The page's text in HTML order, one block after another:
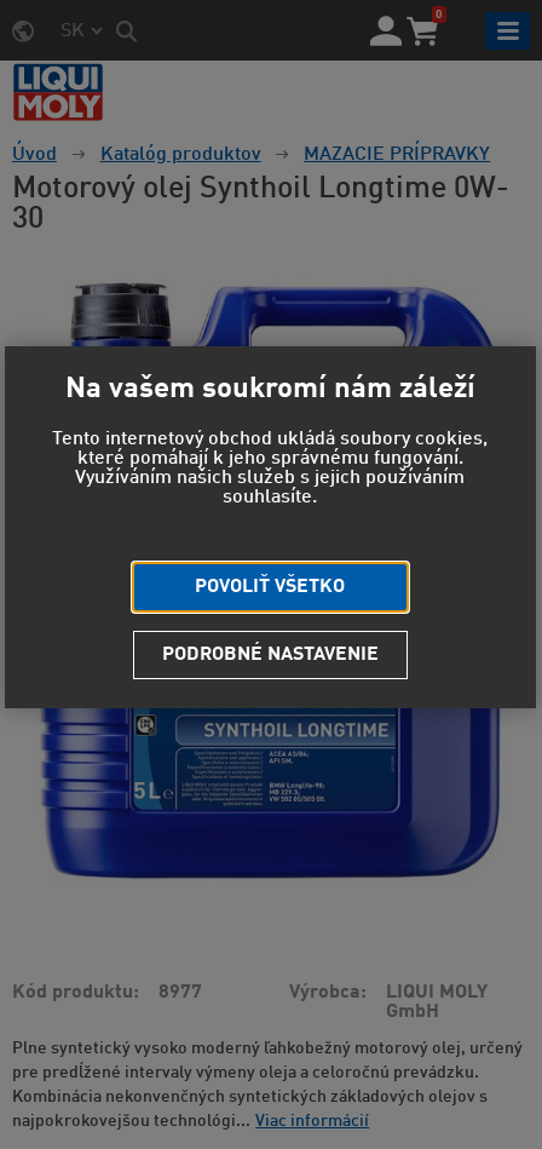
SK
0
Úvod Katalóg produktov MAZACIE PRÍPRAVKY
Motorový olej Synthoil Longtime 0W-
30
Kód produktu 8977 Výrobca
LIQUI MOLY
GmbH
Plne syntetický vysoko moderný ľahkobežný motorový olej, určený
pre predĺžené intervaly výmeny oleja a celoročnú prevádzku.
Kombinácia nekonvenčných syntetických základových olejov s
najpokrokovejšou technológi... Viac informácií
Na vašem soukromí nám záleží
Tento internetový obchod ukládá soubory cookies,
které pomáhají k jeho správnému fungování.
Využíváním našich služeb s jejich používáním
souhlasíte.
POVOLIŤ VŠETKO
PODROBNÉ NASTAVENIE